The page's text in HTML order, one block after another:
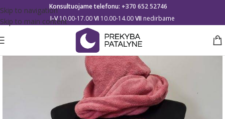
Skip to navigation
Skip to main content
Konsultuojame telefonu: +370 652 52746
I-V10.00-17.00VI 10.00-14.00VII nedirbame